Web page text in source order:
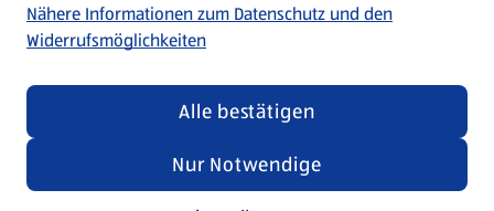
Datenschutz- und Richtlinienmenü
Impressum
Security Policy
(öffnet in einem neuen Tab)
Nähere Informationen zum Datenschutz und den
Widerrufsmöglichkeiten
Nur Notwendige
Alle bestätigen